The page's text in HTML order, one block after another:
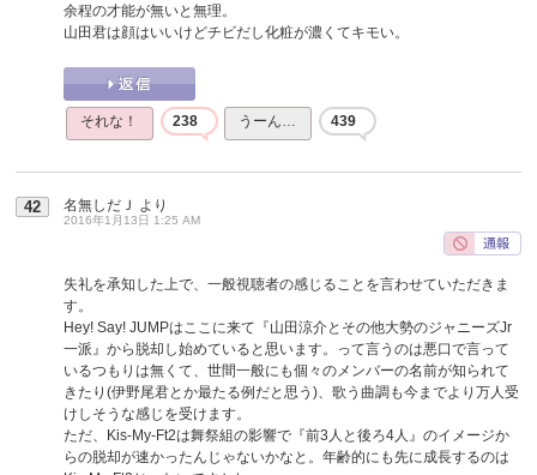
余程の才能が無いと無理。
山田君は顔はいいけどチビだし化粧が濃くてキモい。
それな！ 238 うーん… 439
42 名無しだＪ より
2016年1月13日 1:25 AM
失礼を承知した上で、一般視聴者の感じることを言わせていただきま
す。
Hey! Say! JUMPはここに来て『山田涼介とその他大勢のジャニーズJr
一派』から脱却し始めていると思います。って言うのは悪口で言って
いるつもりは無くて、世間一般にも個々のメンバーの名前が知られて
きたり(伊野尾君とか最たる例だと思う)、歌う曲調も今までより万人受
けしそうな感じを受けます。
ただ、Kis-My-Ft2は舞祭組の影響で『前3人と後ろ4人』のイメージか
らの脱却が速かったんじゃないかなと。年齢的にも先に成長するのは